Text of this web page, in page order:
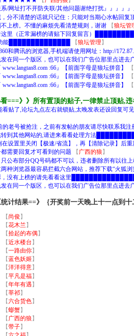
/网址打不开防失联/其他问题谢绝打扰』』』』』
分不清楚的话就只记住：只能对当期心水帖回复
上榜。不懂的麻烦先看清楚规则，谢谢
【狼坛管
（正常漏榜的请贴下回复留言）
能██████████████
【狼坛管理 】
腾讯的浏览器,手机端请使用网址：http://
同一个版区，也可以在我们广告位那里点进去
:66』【前面字母是狼坛拼音】
【
:66』【前面字母是狼坛拼音】
【
:66』【前面字母是狼坛拼音】
【
===》》所有置顶的贴子,一律禁止顶贴,
贴了,论坛九点左右就锁贴,太晚发表还设回复可
老号被抢注，之前有发帖的朋友请尽快联系我注
到其他网站的,请进来看看处理方法
设置里关闭【极速/省流】，再【清除记录】后
需要回复才可看到的问题
【 广西的狼 】
公布部分QQ号码都不可以，违者删除所有以往
种浏览器最容易拦截六合网站，推荐下载“火
没有上榜的请先看看这里
同一个版区，也可以在我们广告位那里点进去
计结果==》｛开奖前一天晚上十一点到十
【尚俊 】
【花木兰 】
【拾起的布偶】
【近水楼台 】
【一路由你】
【蓝色妖姬】
【洋洋得意】
【平凡是福】
【年年有遇 】
【莘祁】
【六合货色】
【蟛蟹】
【 广西的狼 】
【带子】